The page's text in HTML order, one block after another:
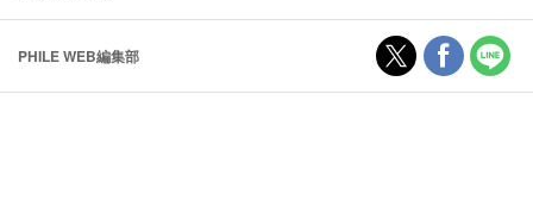
PHILE WEB編集部